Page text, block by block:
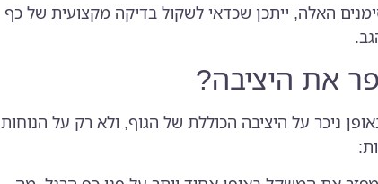
האלה, ייתכן שכדאי לשקול בדיקה מקצועית של כף
את היציבה?
ניכר על היציבה הכוללת של הגוף, ולא רק על הנוחות